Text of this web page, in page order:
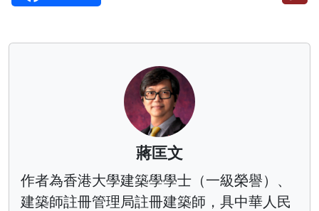
蔣匡文
作者為香港大學建築學學士（一級榮譽）、
建築師註冊管理局註冊建築師，具中華人民